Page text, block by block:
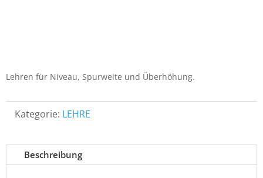
Lehren für Niveau, Spurweite und Überhöhung.
Kategorie: LEHRE
Beschreibung